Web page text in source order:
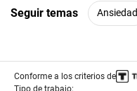
Seguir temas Ansiedad
Conforme a los criterios de
Tipo de trabajo: